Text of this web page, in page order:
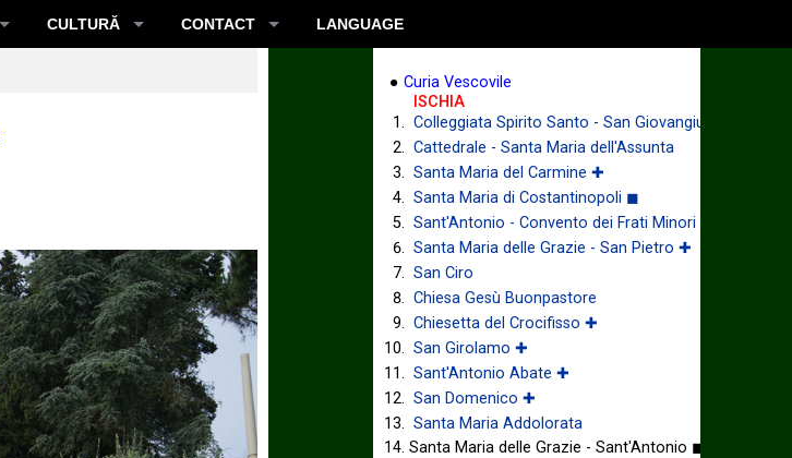
CULTURĂ CONTACT LANGUAGE
● Curia Vescovile
ISCHIA
Colleggiata Spirito Santo - San Giovangiuseppe
Cattedrale - Santa Maria dell'Assunta
Santa Maria del Carmine ✚
Santa Maria di Costantinopoli ◼
Sant'Antonio - Convento dei Frati Minori ✚
Santa Maria delle Grazie - San Pietro ✚
San Ciro
Chiesa Gesù Buonpastore
Chiesetta del Crocifisso ✚
San Girolamo ✚
Sant'Antonio Abate ✚
San Domenico ✚
Santa Maria Addolorata
Santa Maria delle Grazie - Sant'Antonio ◼